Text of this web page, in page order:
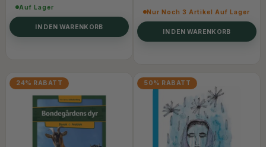
Auf Lager
IN DEN WARENKORB
Nur Noch 3 Artikel Auf Lager
IN DEN WARENKORB
24% RABATT 50% RABATT